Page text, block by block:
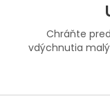
Chráňte
vdýchnutia